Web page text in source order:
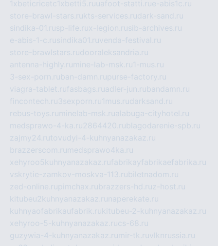
1xbeticricetc1xbetti5.ruuafoot-statti.rue-abis1c.ru
store-brawl-stars.rukts-services.rudark-sand.ru
sindika-01.rusp-life.rux-legion.rusib-archives.ru
e-abis-1-c.rusindika01.ruvenda-festival.ru
store-brawlstars.rudooraleksandria.ru
antenna-highly.ru mine-lab-msk.ru1-mus.ru
3-sex-porn.ruban-damn.rupurse-factory.ru
viagra-tablet.rufasbags.ruadler-jun.rubandamn.ru
fincontech.ru3sexporn.ru1mus.rudarksand.ru
rebus-toys.ru minelab-msk.rualabuga-cityhotel.ru
medsprawo-4-ka.ru2864420.rublagodarenie-spb.ru
zajmy24.rutovudyi-4-kuhnyanazakaz.ru
brazzerscom.ru medsprawo4ka.ru
xehyroo5kuhnyanazakaz.rufabrikayfabrikaefabrika.ru
vskrytie-zamkov-moskva-113.rubiletnadom.ru
zed-online.rupimchax.rubrazzers-hd.ruz-host.ru
kitubeu2kuhnyanazakaz.ru naperekate.ru
kuhnyaofabrikaufabrik.rukitubeu-2-kuhnyanazakaz.ru
xehyroo-5-kuhnyanazakaz.rucs-68.ru
guzywia-4-kuhnyanazakaz.ru mir-tk.ruvlknrussia.ru